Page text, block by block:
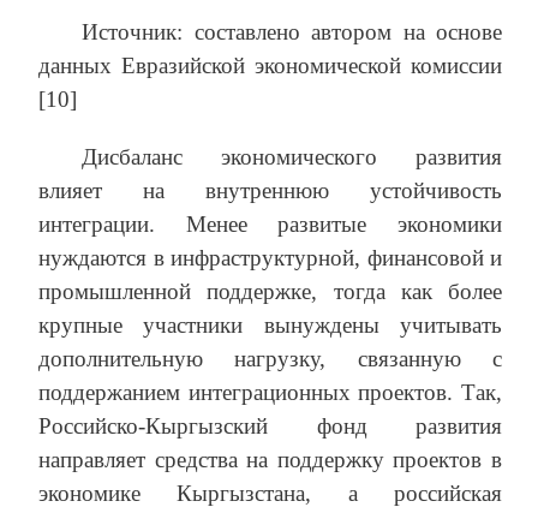
Источник: составлено ​​автором на основе
данных Евразийской экономической комиссии
[10]
Дисбаланс экономического развития
влияет на внутреннюю устойчивость
интеграции. Менее развитые экономики
нуждаются в инфраструктурной, финансовой и
промышленной поддержке, тогда как более
крупные участники вынуждены учитывать
дополнительную нагрузку, связанную с
поддержанием интеграционных проектов. Так,
Российско-Кыргызский фонд развития
направляет средства на поддержку проектов в
экономике Кыргызстана, а российская